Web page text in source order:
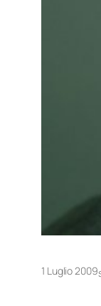
1 Luglio 2009